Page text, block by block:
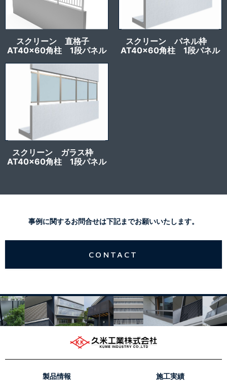
スクリーン 直格子
AT40x60角柱 1段パネル
スクリーン パネル枠
AT40x60角柱 1段パネル
スクリーン ガラス枠
AT40x60角柱 1段パネル
事例に関するお問合せは下記までお願いいたします。
CONTACT
製品情報 施工実績